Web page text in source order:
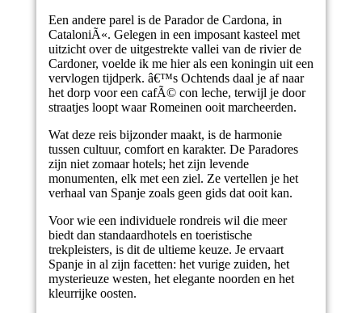
Een andere parel is de Parador de Cardona, in
CataloniÃ«. Gelegen in een imposant kasteel met
uitzicht over de uitgestrekte vallei van de rivier de
Cardoner, voelde ik me hier als een koningin uit een
vervlogen tijdperk. â€™s Ochtends daal je af naar
het dorp voor een cafÃ© con leche, terwijl je door
straatjes loopt waar Romeinen ooit marcheerden.
Wat deze reis bijzonder maakt, is de harmonie
tussen cultuur, comfort en karakter. De Paradores
zijn niet zomaar hotels; het zijn levende
monumenten, elk met een ziel. Ze vertellen je het
verhaal van Spanje zoals geen gids dat ooit kan.
Voor wie een individuele rondreis wil die meer
biedt dan standaardhotels en toeristische
trekpleisters, is dit de ultieme keuze. Je ervaart
Spanje in al zijn facetten: het vurige zuiden, het
mysterieuze westen, het elegante noorden en het
kleurrijke oosten.